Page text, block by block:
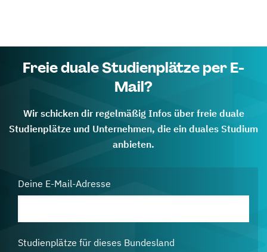
Freie duale Studienplätze per E-
Mail?
Wir schicken dir regelmäßig Infos über freie duale
Studienplätze und Unternehmen, die ein duales Studium
anbieten.
Deine E-Mail-Adresse
Studienplätze für dieses Bundesland